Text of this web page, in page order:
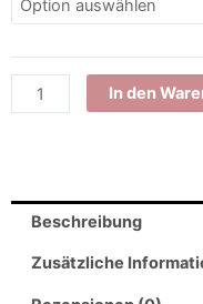
Fotomedaillonkette
Personalisierbar
und
Fotoservice
In den
Beschreibung
Zusätzliche